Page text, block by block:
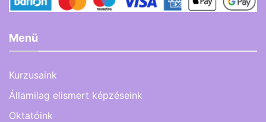
Menü
Kurzusaink
Államilag elismert képzéseink
Oktatóink